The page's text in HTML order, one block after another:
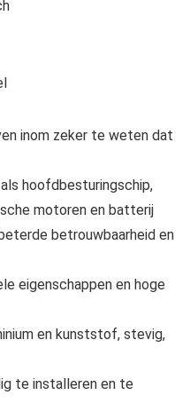
inom zeker te weten dat
hoofdbesturingschip,
motoren en batterij
betrouwbaarheid en
eigenschappen en hoge
en kunststof, stevig,
te installeren en te